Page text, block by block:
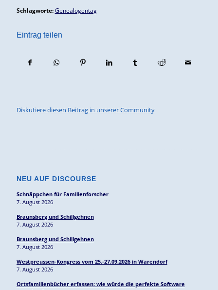
Schlagworte: Genealogentag
Eintrag teilen
Diskutiere diesen Beitrag in unserer Community
NEU AUF DISCOURSE
Schnäppchen für Familienforscher
7. August 2026
Braunsberg und Schillgehnen
7. August 2026
Braunsberg und Schillgehnen
7. August 2026
Westpreussen-Kongress vom 25.-27.09.2026 in Warendorf
7. August 2026
Ortsfamilienbücher erfassen: wie würde die perfekte Software